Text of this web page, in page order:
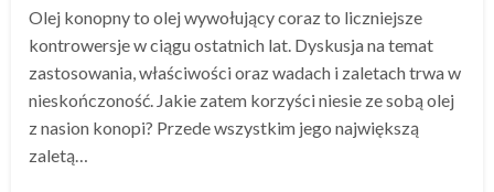
Olej konopny to olej wywołujący coraz to liczniejsze
kontrowersje w ciągu ostatnich lat. Dyskusja na temat
zastosowania, właściwości oraz wadach i zaletach trwa w
nieskończoność. Jakie zatem korzyści niesie ze sobą olej
z nasion konopi? Przede wszystkim jego największą
zaletą…